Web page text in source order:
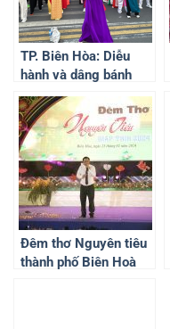
TP. Biên Hòa: Diễu
hành và dâng bánh
“kính nhớ tổ tiên” nhân
dịp Tết Nguyên Đán
2024
Đêm thơ Nguyên tiêu
thành phố Biên Hoà